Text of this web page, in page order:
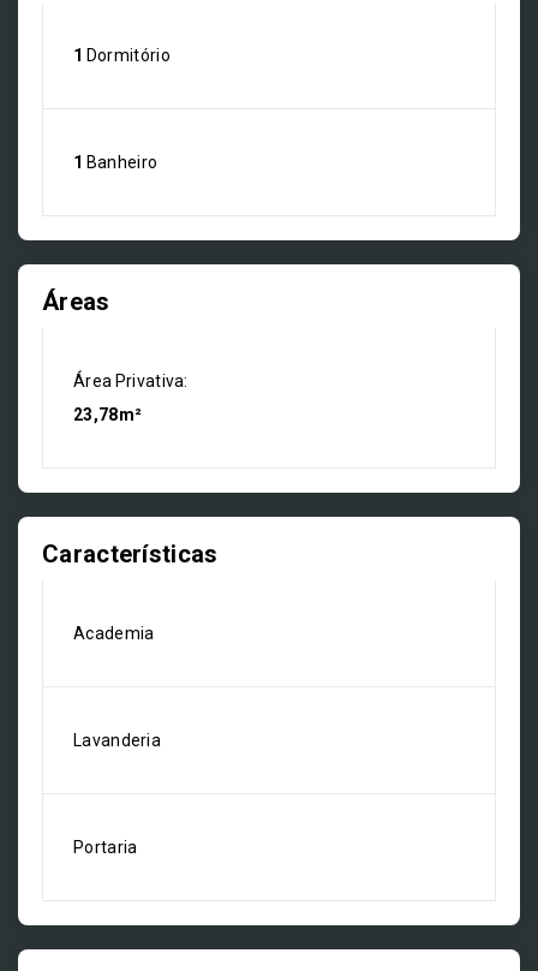
1 Dormitório
1 Banheiro
Áreas
Área Privativa:
23,78m²
Características
Academia
Lavanderia
Portaria